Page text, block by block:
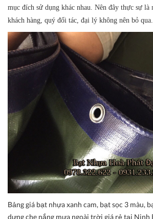
mục đích sử dụng khác nhau. Nên đây thực sự là
khách hàng, quý đối tác, đại lý không nên bỏ qua.
Bảng giá bạt nhựa xanh cam, bạt sọc 3 màu,
dựng che nắng mưa ngoài trời giá rẻ tại Ninh